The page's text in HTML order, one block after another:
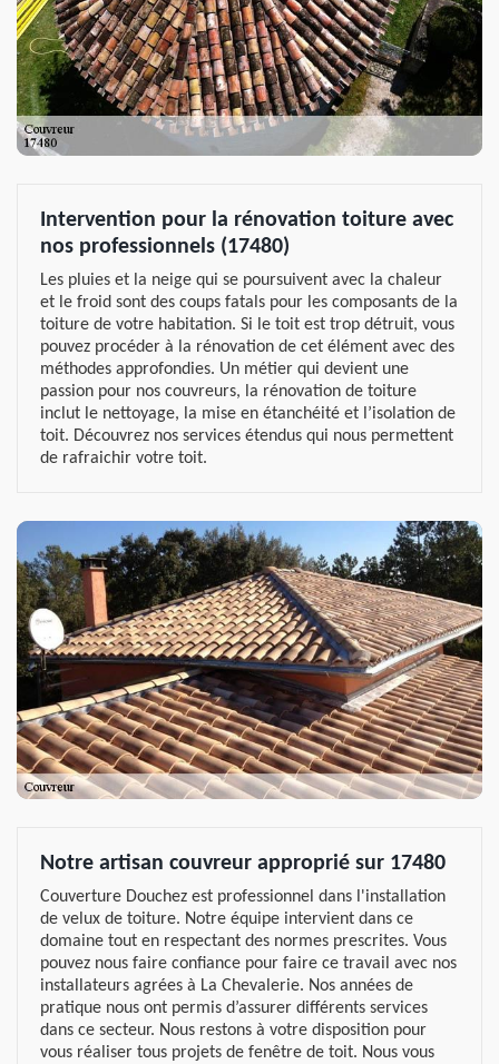
Intervention pour la rénovation toiture avec
nos professionnels (17480)
Les pluies et la neige qui se poursuivent avec la chaleur
et le froid sont des coups fatals pour les composants de la
toiture de votre habitation. Si le toit est trop détruit, vous
pouvez procéder à la rénovation de cet élément avec des
méthodes approfondies. Un métier qui devient une
passion pour nos couvreurs, la rénovation de toiture
inclut le nettoyage, la mise en étanchéité et l’isolation de
toit. Découvrez nos services étendus qui nous permettent
de rafraichir votre toit.
Notre artisan couvreur approprié sur 17480
Couverture Douchez est professionnel dans l'installation
de velux de toiture. Notre équipe intervient dans ce
domaine tout en respectant des normes prescrites. Vous
pouvez nous faire confiance pour faire ce travail avec nos
installateurs agrées à La Chevalerie. Nos années de
pratique nous ont permis d’assurer différents services
dans ce secteur. Nous restons à votre disposition pour
vous réaliser tous projets de fenêtre de toit. Nous vous